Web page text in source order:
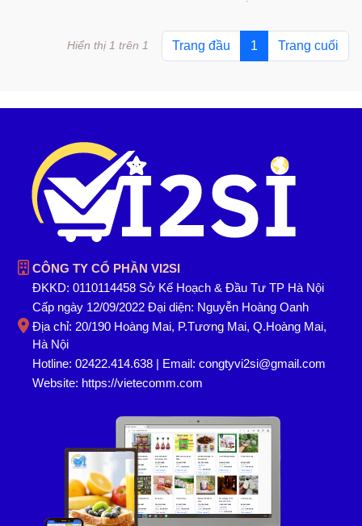
Trang đầu 1 Trang cuối
Hiển thị 1 trên 1
CÔNG TY CỔ PHẦN VI2SI
ĐKKD: 0110114458 Sở Kế Hoạch & Đầu Tư TP Hà Nội
Cấp ngày 12/09/2022 Đại diện: Nguyễn Hoàng Oanh
Địa chỉ: 20/190 Hoàng Mai, P.Tương Mai, Q.Hoàng Mai,
Hà Nội
Hotline: 02422.414.638 | Email: congtyvi2si@gmail.com
Website: https://vietecomm.com